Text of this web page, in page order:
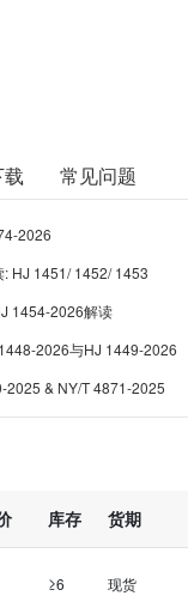
常见问题
2026
HJ 1451/ 1452/ 1453
1454-2026解读
2026与HJ 1449-2026
2025 & NY/T 4871-2025
库存 货期
≥6 现货